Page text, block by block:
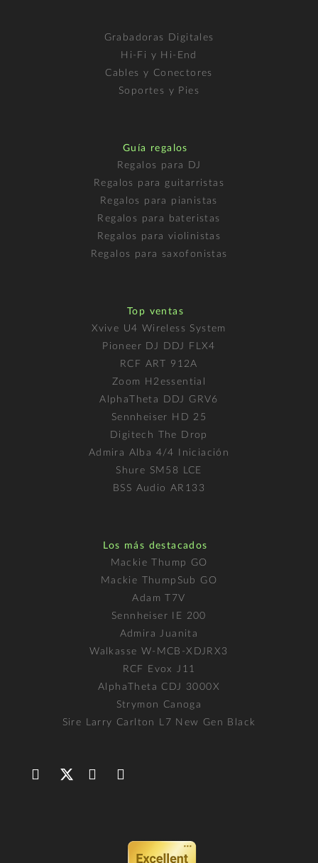
Grabadoras Digitales
Hi-Fi y Hi-End
Cables y Conectores
Soportes y Pies
Guía regalos
Regalos para DJ
Regalos para guitarristas
Regalos para pianistas
Regalos para bateristas
Regalos para violinistas
Regalos para saxofonistas
Top ventas
Xvive U4 Wireless System
Pioneer DJ DDJ FLX4
RCF ART 912A
Zoom H2essential
AlphaTheta DDJ GRV6
Sennheiser HD 25
Digitech The Drop
Admira Alba 4/4 Iniciación
Shure SM58 LCE
BSS Audio AR133
Los más destacados
Mackie Thump GO
Mackie ThumpSub GO
Adam T7V
Sennheiser IE 200
Admira Juanita
Walkasse W-MCB-XDJRX3
RCF Evox J11
AlphaTheta CDJ 3000X
Strymon Canoga
Sire Larry Carlton L7 New Gen Black